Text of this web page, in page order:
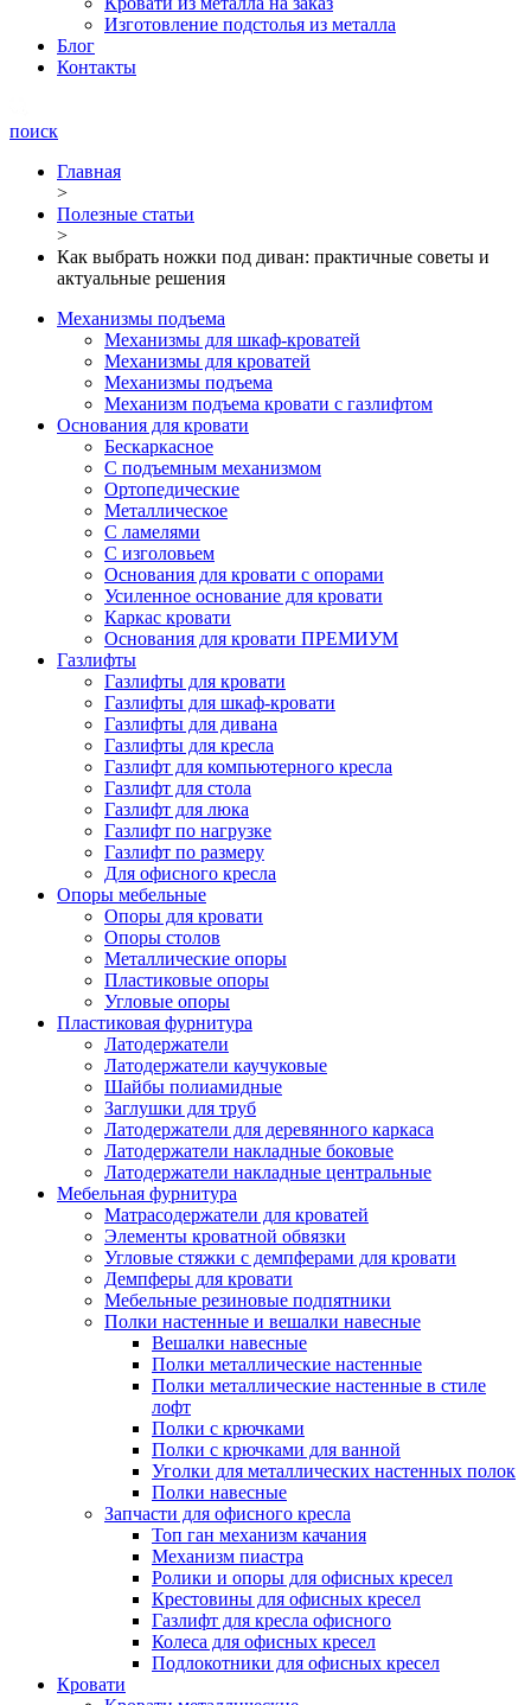
Изготовление подстолья из металла
Блог
Контакты
поиск
Главная
>
Полезные статьи
>
Как выбрать ножки под диван: практичные советы и
актуальные решения
Механизмы подъема
Механизмы для шкаф-кроватей
Механизмы для кроватей
Механизмы подъема
Механизм подъема кровати с газлифтом
Основания для кровати
Бескаркасное
С подъемным механизмом
Ортопедические
Металлическое
С ламелями
С изголовьем
Основания для кровати с опорами
Усиленное основание для кровати
Каркас кровати
Основания для кровати ПРЕМИУМ
Газлифты
Газлифты для кровати
Газлифты для шкаф-кровати
Газлифты для дивана
Газлифты для кресла
Газлифт для компьютерного кресла
Газлифт для стола
Газлифт для люка
Газлифт по нагрузке
Газлифт по размеру
Для офисного кресла
Опоры мебельные
Опоры для кровати
Опоры столов
Металлические опоры
Пластиковые опоры
Угловые опоры
Пластиковая фурнитура
Латодержатели
Латодержатели каучуковые
Шайбы полиамидные
Заглушки для труб
Латодержатели для деревянного каркаса
Латодержатели накладные боковые
Латодержатели накладные центральные
Мебельная фурнитура
Матрасодержатели для кроватей
Элементы кроватной обвязки
Угловые стяжки с демпферами для кровати
Демпферы для кровати
Мебельные резиновые подпятники
Полки настенные и вешалки навесные
Вешалки навесные
Полки металлические настенные
Полки металлические настенные в стиле
лофт
Полки с крючками
Полки с крючками для ванной
Уголки для металлических настенных полок
Полки навесные
Запчасти для офисного кресла
Топ ган механизм качания
Механизм пиастра
Ролики и опоры для офисных кресел
Крестовины для офисных кресел
Газлифт для кресла офисного
Колеса для офисных кресел
Подлокотники для офисных кресел
Кровати